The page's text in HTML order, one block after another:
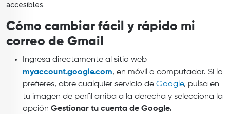
accesibles.
Cómo cambiar fácil y rápido mi
correo de Gmail
Ingresa directamente al sitio web
myaccount.google.com, en móvil o computador. Si lo
prefieres, abre cualquier servicio de Google, pulsa en
tu imagen de perfil arriba a la derecha y selecciona la
opción Gestionar tu cuenta de Google.